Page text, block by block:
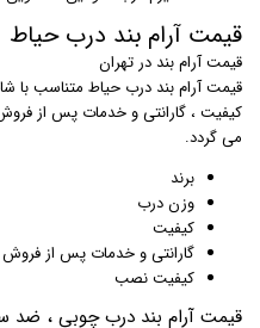
قیمت آرام بند درب حیاط
قیمت آرام بند در تهران
قیمت آرام بند درب حیاط متناسب با
کیفیت ، گارانتی و خدمات پس از
می گردد.
برند
وزن درب
کیفیت
گارانتی و خدمات پس از فروش
کیفیت نصب
قیمت آرام بند درب چوبی ، ضد